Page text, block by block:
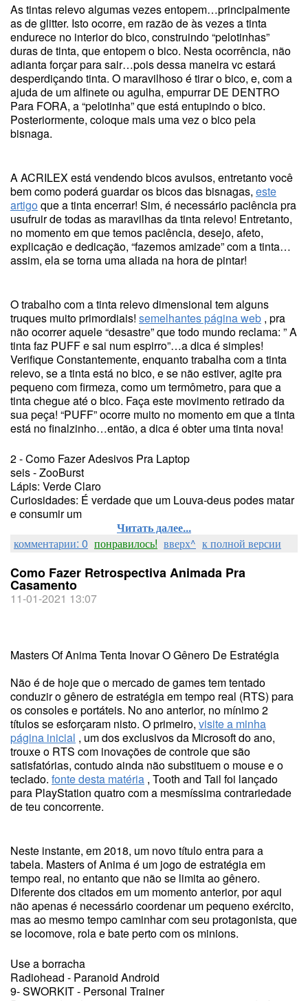
As tintas relevo algumas vezes entopem…principalmente
as de glitter. Isto ocorre, em razão de às vezes a tinta
endurece no interior do bico, construindo “pelotinhas”
duras de tinta, que entopem o bico. Nesta ocorrência, não
adianta forçar para sair…pois dessa maneira vc estará
desperdiçando tinta. O maravilhoso é tirar o bico, e, com a
ajuda de um alfinete ou agulha, empurrar DE DENTRO
Para FORA, a “pelotinha” que está entupindo o bico.
Posteriormente, coloque mais uma vez o bico pela
bisnaga.
A ACRILEX está vendendo bicos avulsos, entretanto você
bem como poderá guardar os bicos das bisnagas, este
artigoque a tinta encerrar! Sim, é necessário paciência pra
usufruir de todas as maravilhas da tinta relevo! Entretanto,
no momento em que temos paciência, desejo, afeto,
explicação e dedicação, “fazemos amizade” com a tinta…
assim, ela se torna uma aliada na hora de pintar!
O trabalho com a tinta relevo dimensional tem alguns
truques muito primordiais! semelhantes página web , pra
não ocorrer aquele “desastre” que todo mundo reclama: ” A
tinta faz PUFF e sai num espirro”…a dica é simples!
Verifique Constantemente, enquanto trabalha com a tinta
relevo, se a tinta está no bico, e se não estiver, agite pra
pequeno com firmeza, como um termômetro, para que a
tinta chegue até o bico. Faça este movimento retirado da
sua peça! “PUFF” ocorre muito no momento em que a tinta
está no finalzinho…então, a dica é obter uma tinta nova!
2 - Como Fazer Adesivos Pra Laptop
seis - ZooBurst
Lápis: Verde Claro
Curiosidades: É verdade que um Louva-deus podes matar
e consumir um
Читать далее...
комментарии: 0 понравилось! вверх^ к полной версии
Como Fazer Retrospectiva Animada Pra
Casamento
11-01-2021 13:07
Masters Of Anima Tenta Inovar O Gênero De Estratégia
Não é de hoje que o mercado de games tem tentado
conduzir o gênero de estratégia em tempo real (RTS) para
os consoles e portáteis. No ano anterior, no mínimo 2
títulos se esforçaram nisto. O primeiro, visite a minha
página inicial , um dos exclusivos da Microsoft do ano,
trouxe o RTS com inovações de controle que são
satisfatórias, contudo ainda não substituem o mouse e o
teclado. fonte desta matéria , Tooth and Tail foi lançado
para PlayStation quatro com a mesmíssima contrariedade
de teu concorrente.
Neste instante, em 2018, um novo título entra para a
tabela. Masters of Anima é um jogo de estratégia em
tempo real, no entanto que não se limita ao gênero.
Diferente dos citados em um momento anterior, por aqui
não apenas é necessário coordenar um pequeno exército,
mas ao mesmo tempo caminhar com seu protagonista, que
se locomove, rola e bate perto com os minions.
Use a borracha
Radiohead - Paranoid Android
9- SWORKIT - Personal Trainer